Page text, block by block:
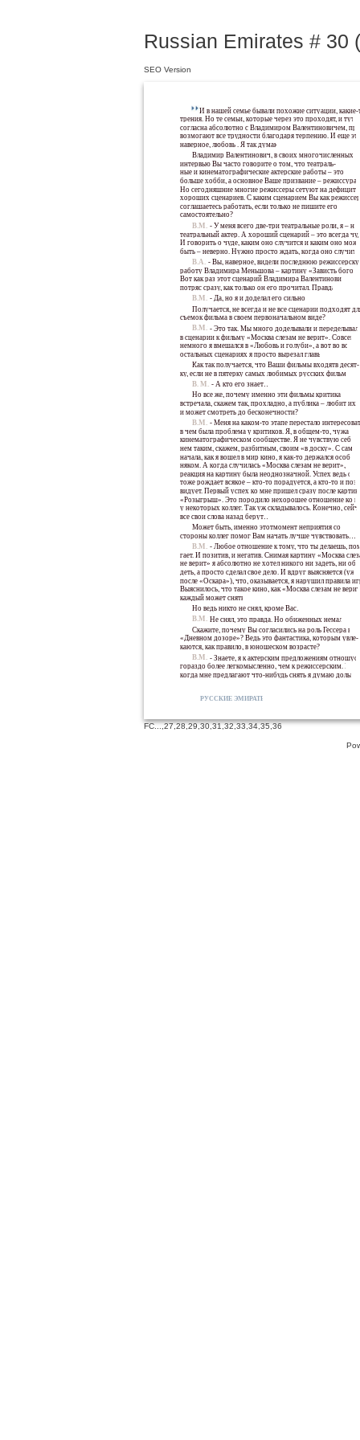
Russian Emirates # 30
РУССКИЕ ЭМИРАТЫ
И в нашей семье бывали похожие ситуации, какие-
трения. Но те семьи, которые через это проходят, и тут я
согласна абсолютно с Владимиром Валентиновичем,
возмогают все трудности благодаря терпению. И еще
наверное, любовь . Я так думаю.
Владимир Валентинович, в своих многочисленных
интервью Вы часто говорите о том, что театраль-
ные и кинематографические актерские работы – это
больше хобби, а основное Ваше призвание – режиссура.
Но сегодняшние многие режиссеры сетуют на дефицит
хороших сценариев. С каким сценарием Вы как режиссер
соглашаетесь работать, если только не пишите его
самостоятельно?
В.М.: - У меня всего две-три театральные роли, я – не
театральный актер. А хороший сценарий – это всегда
И говорить о чуде, каким оно случится и каким оно
быть – неверно. Нужно просто ждать, когда оно
В.А.: - Вы, наверное, видели последнюю
работу Владимира Меньшова – картину «Зависть
Вот как раз этот сценарий Владимира Валентиновича
потряс сразу, как только он его прочитал. Правда?
В.М.: - Да, но я и доделал его сильно.
Получается, не всегда и не все сценарии подходят
съемок фильма в своем первоначальном виде?
В.М.: - Это так. Мы много доделывали и
в сценарии к фильму «Москва слезам не верит». Совсем
немного я вмешался в «Любовь и голуби», а вот во всех
остальных сценариях я просто вырезал главы.
Как так получается, что Ваши фильмы входятв десят-
ку, если не в пятерку самых любимых русских фильмов?
В. М.: - А кто его знает…
Но все же, почему именно эти фильмы критика
встречала, скажем так, прохладно, а публика – любит их
и может смотреть до бесконечности?
В.М.: - Меня на каком-то этапе перестало
в чем была проблема у критиков. Я, в общем-то, чужак в
кинематографическом сообществе. Я не чувствую себя в
нем таким, скажем, разбитным, своим «в доску». С
начала, как я вошел в мир кино, я как-то держался особ-
няком. А когда случилась «Москва слезам не верит», то
реакция на картину была неоднозначной. Успех ведь он
тоже рождает всякое – кто-то порадуется, а кто-то и
видует. Первый успех ко мне пришел сразу после
«Розыгрыш». Это породило нехорошее отношение ко
у некоторых коллег. Так уж складывалось. Конечно,
все свои слова назад берут…
Может быть, именно этотмомент неприятия со
стороны коллег помог Вам начать лучше чувствовать…
В.М.: - Любое отношение к тому, что ты делаешь,
гает. И позитив, и негатив. Снимая картину «Москва
не верит» я абсолютно не хотел никого ни задеть, ни
деть, а просто сделал свое дело. И вдруг выясняется (уже
после «Оскара»), что, оказывается, я нарушил правила
Выяснилось, что такое кино, как «Москва слезам не
каждый может снять.
Но ведь никто не снял, кроме Вас…
В.М.: Не снял, это правда. Но обиженных немало.
Скажите, почему Вы согласились на роль Гессера в
«Дневном дозоре»? Ведь это фантастика, которым увле-
каются, как правило, в юношеском возрасте?
В.М.: - Знаете, я к актерским предложениям отношусь
гораздо более легкомысленно, чем к режиссерским. И
когда мне предлагают что-нибудь снять я думаю дольше,
SEO Version
FC...,27,28,29,30,31,32,33,34,35,36